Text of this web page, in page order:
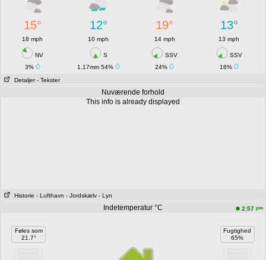
15° 12° 19° 13°
18 mph 10 mph 14 mph 13 mph
NV S SSV
SSV
3%
1.17mm 54% 24%
16%
Detaljer - Tekster
Nuværende forhold
This info is already displayed
Historie - Lufthavn - Jordskælv - Lyn
Indetemperatur °C 2:57 pm
Føles som
21.7°
Fugtighed
65%